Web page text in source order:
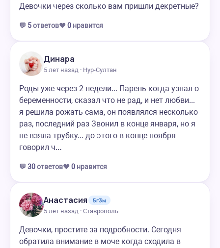
Девочки через сколько вам пришли декретные?
💬 5ответов❤️ 0 нравится
Динара
5 лет назад · Нур-Султан
Роды уже через 2 недели... Парень когда узнал о
беременности, сказал что не рад, и нет любви...
я решила рожать сама, он появлялся несколько
раз, последний раз Звонил в конце января, но я
не взяла трубку... до этого в конце ноября
говорил ч…
💬 30ответов❤️ 0 нравится
Анастасия
5г3м
5 лет назад · Ставрополь
Девочки, простите за подробности. Сегодня
обратила внимание в моче когда сходила в